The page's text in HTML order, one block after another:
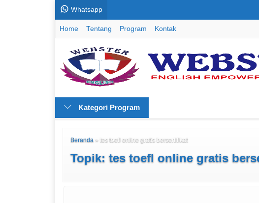
Whatsapp
Home Tentang Program Kontak
Kategori Program
Beranda » tes toefl online gratis bersertifikat
Topik: tes toefl online gratis